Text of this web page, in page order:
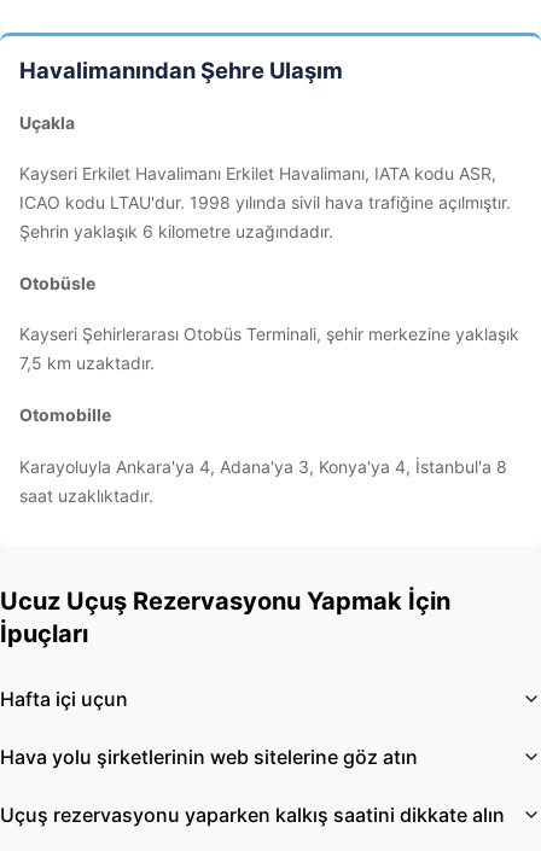
Havalimanından Şehre Ulaşım
Uçakla
Kayseri Erkilet Havalimanı Erkilet Havalimanı, IATA kodu ASR,
ICAO kodu LTAU'dur. 1998 yılında sivil hava trafiğine açılmıştır.
Şehrin yaklaşık 6 kilometre uzağındadır.
Otobüsle
Kayseri Şehirlerarası Otobüs Terminali, şehir merkezine yaklaşık
7,5 km uzaktadır.
Otomobille
Karayoluyla Ankara'ya 4, Adana'ya 3, Konya'ya 4, İstanbul'a 8
saat uzaklıktadır.
Ucuz Uçuş Rezervasyonu Yapmak İçin
İpuçları
Hafta içi uçun
Hava yolu şirketlerinin web sitelerine göz atın
Uçuş rezervasyonu yaparken kalkış saatini dikkate alın